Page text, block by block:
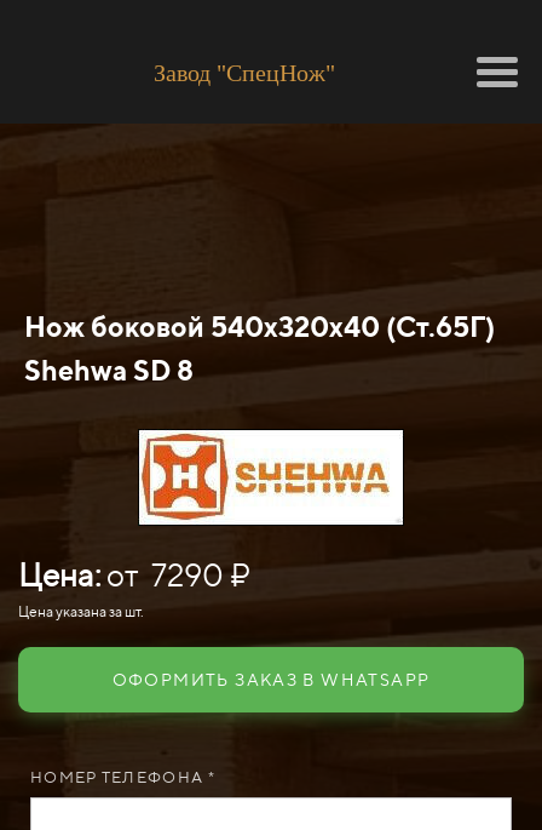
Завод "СпецНож"
Нож боковой 540х320х40 (Ст.65Г)
Shehwa SD 8
Цена:от 7290 ₽
Цена указана за шт.
ОФОРМИТЬ ЗАКАЗ В WHATSAPP
НОМЕР ТЕЛЕФОНА *